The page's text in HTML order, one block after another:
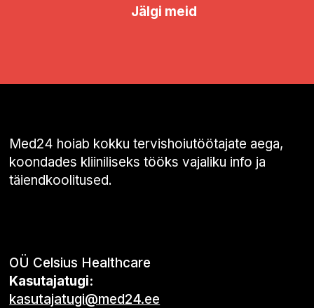
Jälgi meid
Med24 hoiab kokku tervishoiutöötajate aega,
koondades kliiniliseks tööks vajaliku info ja
täiendkoolitused.
OÜ Celsius Healthcare
Kasutajatugi:
kasutajatugi@med24.ee